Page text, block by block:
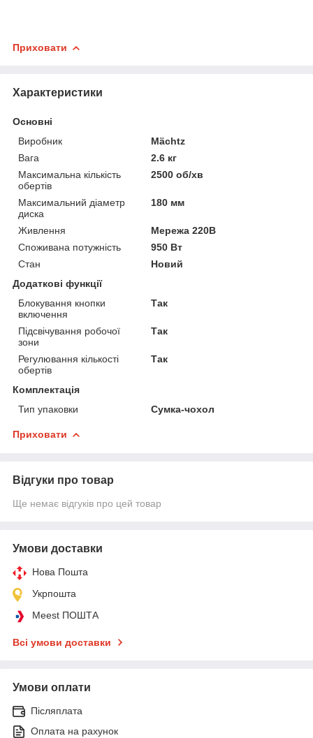
Приховати
Характеристики
Основні
Виробник
Mächtz
Вага
2.6 кг
Максимальна кількість
обертів
2500 об/хв
Максимальний діаметр
диска
180 мм
Живлення
Мережа 220В
Споживана потужність
950 Вт
Стан
Новий
Додаткові функції
Блокування кнопки
включення
Так
Підсвічування робочої
зони
Так
Регулювання кількості
обертів
Так
Комплектація
Тип упаковки
Сумка-чохол
Приховати
Відгуки про товар
Ще немає відгуків про цей товар
Умови доставки
Нова Пошта
Укрпошта
Meest ПОШТА
Всі умови доставки
Умови оплати
Післяплата
Оплата на рахунок